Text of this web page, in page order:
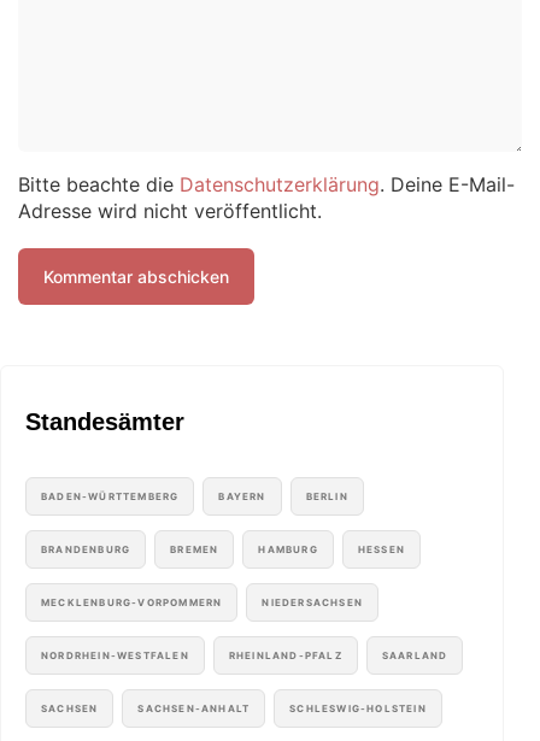
Bitte beachte die Datenschutzerklärung. Deine E-Mail-
Adresse wird nicht veröffentlicht.
Standesämter
BADEN-WÜRTTEMBERG BAYERN BERLIN
BRANDENBURG BREMEN HAMBURG HESSEN
MECKLENBURG-VORPOMMERN NIEDERSACHSEN
NORDRHEIN-WESTFALEN RHEINLAND-PFALZ SAARLAND
SACHSEN SACHSEN-ANHALT SCHLESWIG-HOLSTEIN